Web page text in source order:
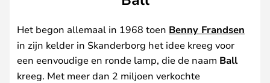
Het begon allemaal in 1968 toen Benny Frandsen
in zijn kelder in Skanderborg het idee kreeg voor
een eenvoudige en ronde lamp, die de naam Ball
kreeg. Met meer dan 2 miljoen verkochte